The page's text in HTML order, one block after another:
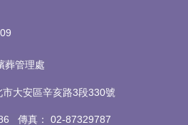
葬管理處
大安區辛亥路3段330號
傳真 ： 02-87329787